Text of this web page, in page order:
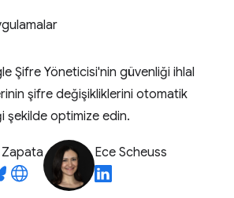
Şifre Yöneticisi'nin güvenliği ihlal
şifre değişikliklerini otomatik
şekilde optimize edin.
Ece Scheuss